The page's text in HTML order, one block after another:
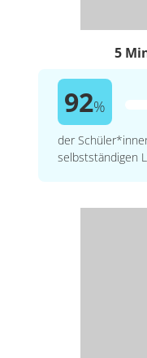
5
92%
der
selbstständigen